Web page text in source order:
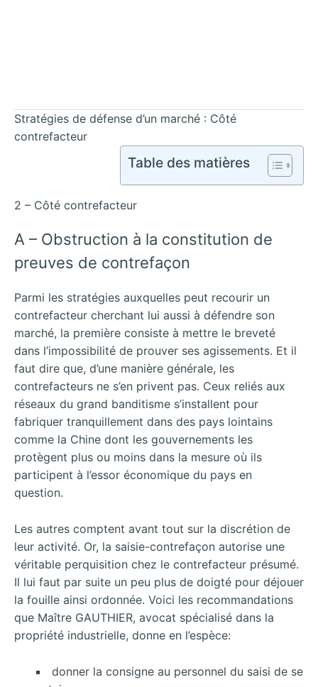
Stratégies de défense d’un marché : Côté
contrefacteur
Table des matières
2 – Côté contrefacteur
A – Obstruction à la constitution de
preuves de contrefaçon
Parmi les stratégies auxquelles peut recourir un
contrefacteur cherchant lui aussi à défendre son
marché, la première consiste à mettre le breveté
dans l’impossibilité de prouver ses agissements. Et il
faut dire que, d’une manière générale, les
contrefacteurs ne s’en privent pas. Ceux reliés aux
réseaux du grand banditisme s’installent pour
fabriquer tranquillement dans des pays lointains
comme la Chine dont les gouvernements les
protègent plus ou moins dans la mesure où ils
participent à l’essor économique du pays en
question.
Les autres comptent avant tout sur la discrétion de
leur activité. Or, la saisie-contrefaçon autorise une
véritable perquisition chez le contrefacteur présumé.
Il lui faut par suite un peu plus de doigté pour déjouer
la fouille ainsi ordonnée. Voici les recommandations
que Maître GAUTHIER, avocat spécialisé dans la
propriété industrielle, donne en l’espèce:
donner la consigne au personnel du saisi de se